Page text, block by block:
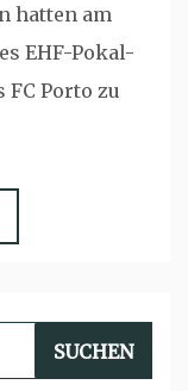
hatten am
EHF-Pokal-
Porto zu